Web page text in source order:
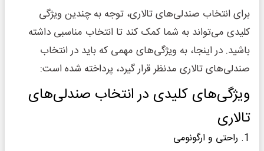
برای انتخاب صندلی‌های تالاری، توجه به چندین ویژگی
کلیدی می‌تواند به شما کمک کند تا انتخاب مناسبی داشته
باشید. در اینجا، به ویژگی‌های مهمی که باید در انتخاب
صندلی‌های تالاری مدنظر قرار گیرد، پرداخته شده است:
ویژگی‌های کلیدی در انتخاب صندلی‌های
تالاری
1. راحتی و ارگونومی